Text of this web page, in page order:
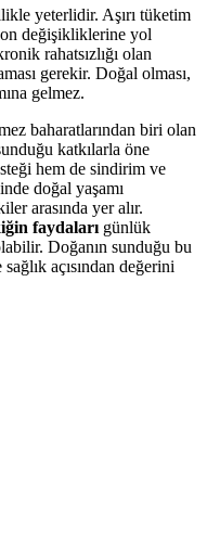
yeterlidir. Aşırı tüketim
değişikliklerine yol
rahatsızlığı olan
gerekir. Doğal olması,
gelmez.
baharatlarından biri olan
katkılarla öne
hem de sindirim ve
doğal yaşamı
arasında yer alır.
faydaları günlük
Doğanın sunduğu bu
açısından değerini